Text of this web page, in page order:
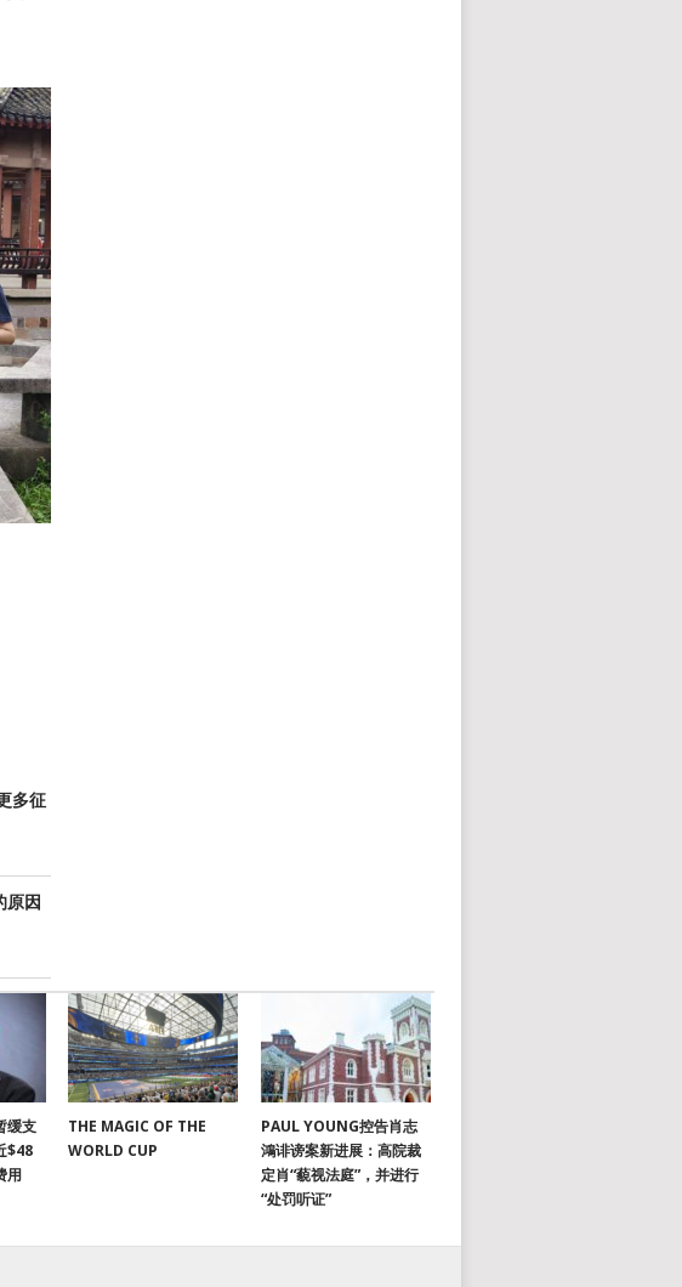
多征
原因
缓支
$48
用
THE MAGIC OF THE
WORLD CUP
PAUL YOUNG控告肖志
鴻诽谤案新进展：高院裁
定肖“藐视法庭”，并进行
“处罚听证”